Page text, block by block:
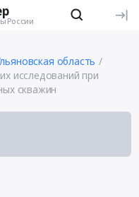
России
область
исследований при
скважин